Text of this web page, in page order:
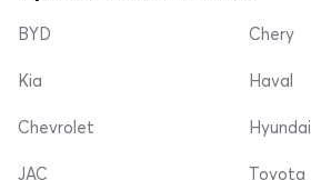
BYD
Kia
Chevrolet
Chery
Haval
Hyundai
JAC Toyota